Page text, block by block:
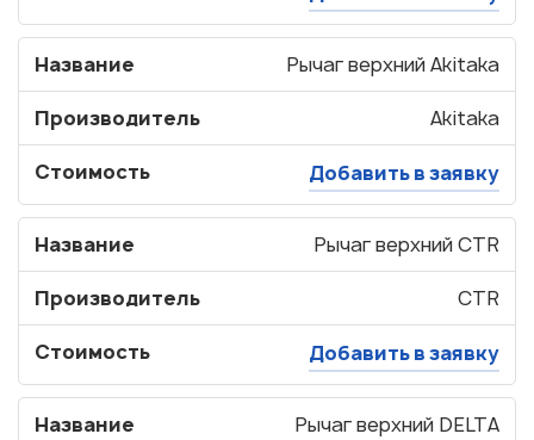
Название Рычаг верхний Akitaka
Производитель Akitaka
Стоимость Добавить в заявку
Название Рычаг верхний CTR
Производитель CTR
Стоимость Добавить в заявку
Название
Рычаг верхний DELTA